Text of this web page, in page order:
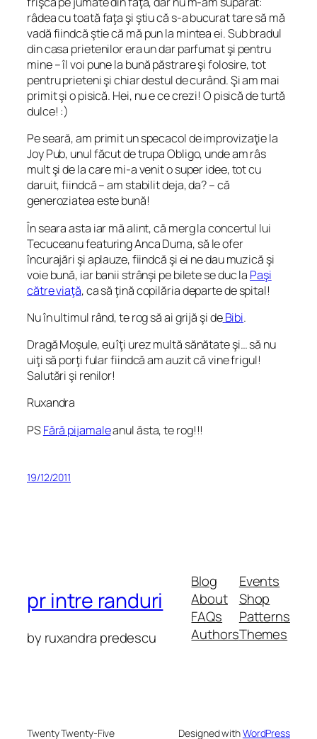
râdea cu toată faţa şi ştiu că s-a bucurat tare să mă
vadă fiindcă ştie că mă pun la mintea ei. Sub bradul
din casa prietenilor era un dar parfumat şi pentru
mine – îl voi pune la bună păstrare şi folosire, tot
pentru prieteni şi chiar destul de curând. Şi am mai
primit şi o pisică. Hei, nu e ce crezi! O pisică de turtă
dulce! :)
Pe seară, am primit un specacol de improvizaţie la
Joy Pub, unul făcut de trupa Obligo, unde am râs
mult şi de la care mi-a venit o super idee, tot cu
daruit, fiindcă – am stabilit deja, da? – că
generoziatea este bună!
În seara asta iar mă alint, că merg la concertul lui
Tecuceanu featuring Anca Duma, să le ofer
încurajări şi aplauze, fiindcă şi ei ne dau muzică şi
voie bună, iar banii strânşi pe bilete se duc la Paşi
către viaţă, ca să ţină copilăria departe de spital!
Nu în ultimul rând, te rog să ai grijă şi deBibi.
Dragă Moşule, eu îţi urez multă sănătate şi… să nu
uiţi să porţi fular fiindcă am auzit că vine frigul!
Salutări şi renilor!
Ruxandra
PSFără pijamaleanul ăsta, te rog!!!
19/12/2011
pr intre randuri
by ruxandra predescu
Blog
About
FAQs
Authors
Events
Shop
Patterns
Themes
Twenty Twenty-Five Designed withWordPress